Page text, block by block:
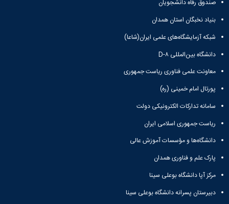
Research
صندوق رفاه دانشجویان
بنیاد نخبگان استان همدان
شبکه آزمایشگاه‌های علمی ایران(شاعا)
دانشگاه بین‌المللی D-۸
معاونت علمی فناوری ریاست جمهوری
پورتال امام خمینی (ره)
سامانه تدارکات الکترونیکی دولت
ریاست جمهوری اسلامی ایران
دانشگاه‌ها و مؤسسات آموزش عالی
پارک علم و فناوری همدان
مرکز آپا دانشگاه بوعلی سینا
دبیرستان پسرانه دانشگاه بوعلی سینا